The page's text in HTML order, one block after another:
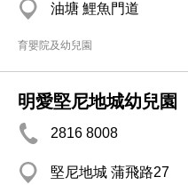
油塘 鯉魚門道
育嬰院及幼兒園
明愛堅尼地城幼兒園
2816 8008
堅尼地城 蒲飛路27